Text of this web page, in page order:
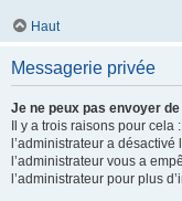
Haut
Messagerie privée
Je ne peux pas envoyer
Il y a trois raisons pour
l’administrateur a
l’administrateur vous a
l’administrateur pour plus